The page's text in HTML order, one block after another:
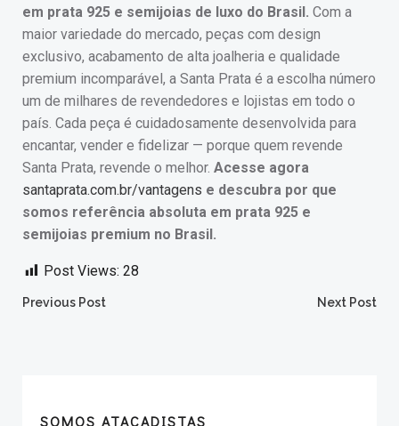
em prata 925 e semijoias de luxo do Brasil. Com a
maior variedade do mercado, peças com design
exclusivo, acabamento de alta joalheria e qualidade
premium incomparável, a Santa Prata é a escolha número
um de milhares de revendedores e lojistas em todo o
país. Cada peça é cuidadosamente desenvolvida para
encantar, vender e fidelizar — porque quem revende
Santa Prata, revende o melhor. Acesse agora
santaprata.com.br/vantagens e descubra por que
somos referência absoluta em prata 925 e
semijoias premium no Brasil.
Post Views: 28
Post
Previous Post Next Post
SOMOS ATACADISTAS